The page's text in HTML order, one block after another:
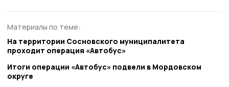
Материалы по теме:
На территории Сосновского муниципалитета
проходит операция «Автобус»
Итоги операции «Автобус» подвели в Мордовском
округе